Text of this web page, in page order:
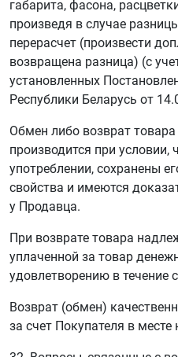
габарита, фасона,
произведя в случае
перерасчет (произвести
возвращена разница) (с
установленных
Республики Беларусь от
Обмен либо возврат
производится при условии,
употреблении, сохранены
свойства и имеются
у Продавца.
При возврате товара
уплаченной за товар
удовлетворению в течение
Возврат (обмен)
за счет Покупателя в